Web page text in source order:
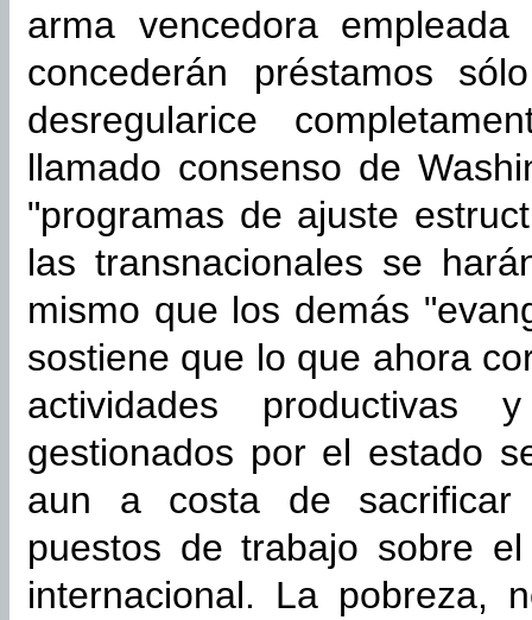
arma vencedora
concederán préstamos
desregularice
llamado consenso de
"programas de ajuste
las transnacionales se
mismo que los demás
sostiene que lo que ahora
actividades productivas
gestionados por el estado
aun a costa de
puestos de trabajo sobre
internacional. La pobreza,